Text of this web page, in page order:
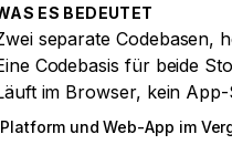
und Web-App im
ES BEDEUTET
separate Codebasen,
Codebasis für beide
im Browser, kein